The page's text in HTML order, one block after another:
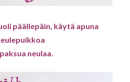
päällepäin, käytä apuna
neulaa.